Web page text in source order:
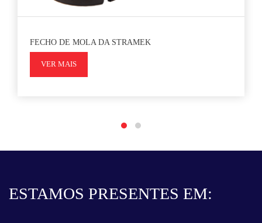
FECHO DE MOLA DA STRAMEK
VER MAIS
ESTAMOS PRESENTES EM: